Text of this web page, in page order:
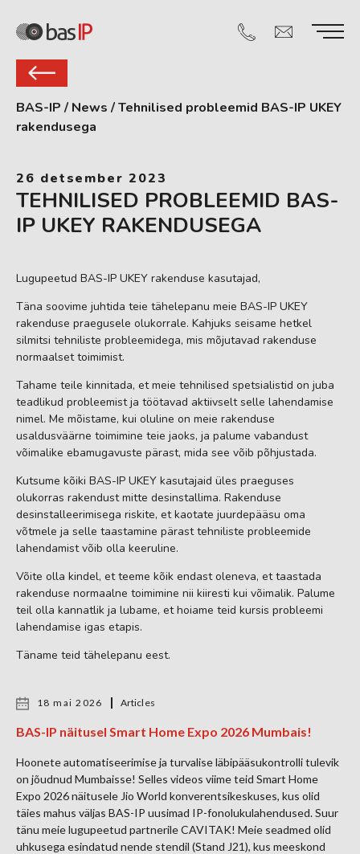
BAS-IP / News /Tehnilised probleemid BAS-IP UKEY
rakendusega
26 detsember 2023
TEHNILISED PROBLEEMID BAS-
IP UKEY RAKENDUSEGA
Lugupeetud BAS-IP UKEY rakenduse kasutajad,
Täna soovime juhtida teie tähelepanu meie BAS-IP UKEY
rakenduse praegusele olukorrale. Kahjuks seisame hetkel
silmitsi tehniliste probleemidega, mis mõjutavad rakenduse
normaalset toimimist.
Tahame teile kinnitada, et meie tehnilised spetsialistid on juba
teadlikud probleemist ja töötavad aktiivselt selle lahendamise
nimel. Me mõistame, kui oluline on meie rakenduse
usaldusväärne toimimine teie jaoks, ja palume vabandust
võimalike ebamugavuste pärast, mida see võib põhjustada.
Kutsume kõiki BAS-IP UKEY kasutajaid üles praeguses
olukorras rakendust mitte desinstallima. Rakenduse
desinstalleerimisega riskite, et kaotate juurdepääsu oma
võtmele ja selle taastamine pärast tehniliste probleemide
lahendamist võib olla keeruline.
Võite olla kindel, et teeme kõik endast oleneva, et taastada
rakenduse normaalne toimimine nii kiiresti kui võimalik. Palume
teil olla kannatlik ja lubame, et hoiame teid kursis probleemi
lahendamise igas etapis.
Täname teid tähelepanu eest.
18 mai 2026 Articles
BAS-IP näitusel Smart Home Expo 2026 Mumbais!
Hoonete automatiseerimise ja turvalise läbipääsukontrolli tulevik
on jõudnud Mumbaisse! Selles videos viime teid Smart Home
Expo 2026 näitusele Jio World konverentsikeskuses, kus olid
täies mahus väljas BAS-IP uusimad IP-fonolukulahendused. Suur
tänu meie lugupeetud partnerile CAVITAK! Meie seadmed olid
uhkusega esindatud nende stendil (Stand J21), kus meeskond